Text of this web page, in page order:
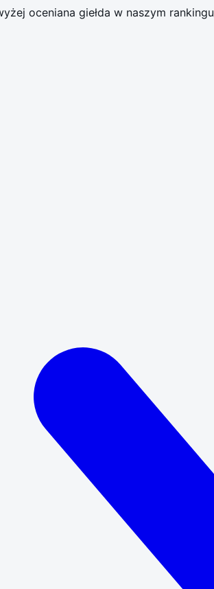
oceniana giełda w naszym rankingu